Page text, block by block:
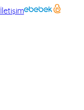
İletişim